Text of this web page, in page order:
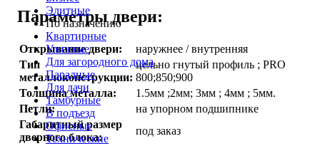
Элитные
По назначению
Квартирные
Уличные
Для загородного дома
Парадные
Для дачи
Тамбурные
В подъезд
Офисные
Технические
Параметры двери:
Открывание двери:
наружнее / внутренняя
Тип
металлоконструкции:
цельно гнутый профиль ; PRO
800;850;900
Толщина металла:
1.5мм ;2мм; 3мм ; 4мм ; 5мм.
Петли:
на упорном подшипнике
Габаритный размер
дверного блока:
под заказ